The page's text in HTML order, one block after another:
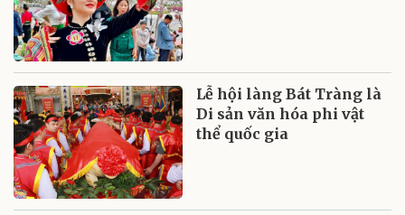
Lễ hội làng Bát Tràng là
Di sản văn hóa phi vật
thể quốc gia